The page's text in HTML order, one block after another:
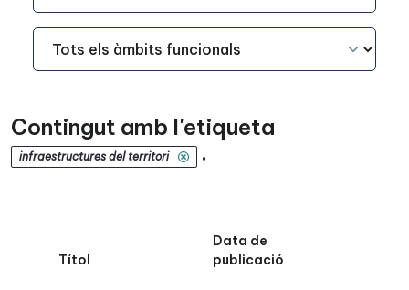
Àmbit Funcional
Contingut amb l'etiqueta
infraestructures del territori .
Títol
Data de
publicació